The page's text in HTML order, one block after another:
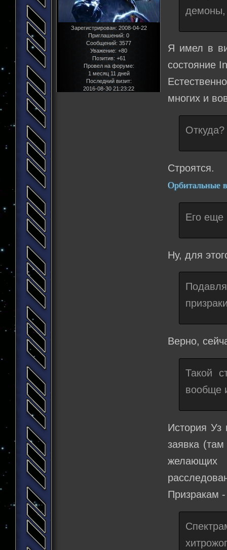
Зарегистрирован: 2008-04-22
Приглашений: 0
Сообщений: 3577
Уважение: +80
Позитив: +61
Провел на форуме:
1 месяц 11 дней
Последний визит:
2016-08-30 21:23:22
демоны,
Я имел в
состояние
многих и
Откуда?
Строятся.
Орбитальные
Его еще
Ну, для
Верно,
Такой
вообще
История Уз
заявка
желающих
Призракам